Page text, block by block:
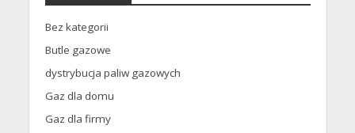
Bez kategorii
Butle gazowe
dystrybucja paliw gazowych
Gaz dla domu
Gaz dla firmy